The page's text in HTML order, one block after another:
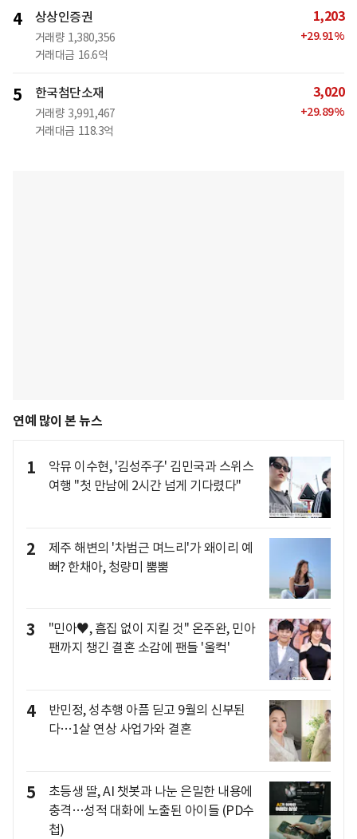
4 상상인증권
거래량 1,380,356
거래대금 16.6억
1,203
+29.91%
5 한국첨단소재
거래량 3,991,467
거래대금 118.3억
3,020
+29.89%
연예 많이 본 뉴스
1
악뮤 이수현, '김성주子' 김민국과 스위스
여행 "첫 만남에 2시간 넘게 기다렸다"
2
제주 해변의 '차범근 며느리'가 왜이리 예
뻐? 한채아, 청량미 뿜뿜
3
"민아♥, 흠집 없이 지킬 것" 온주완, 민아
팬까지 챙긴 결혼 소감에 팬들 '울컥'
4
반민정, 성추행 아픔 딛고 9월의 신부된
다…1살 연상 사업가와 결혼
5
초등생 딸, AI 챗봇과 나눈 은밀한 내용에
충격…성적 대화에 노출된 아이들 (PD수
첩)